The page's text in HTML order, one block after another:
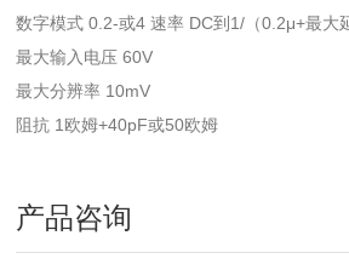
数字模式 0.2-或4 速率 DC到1/（0.2μ+最大
最大输入电压 60V
最大分辨率 10mV
阻抗 1欧姆+40pF或50欧姆
产品咨询